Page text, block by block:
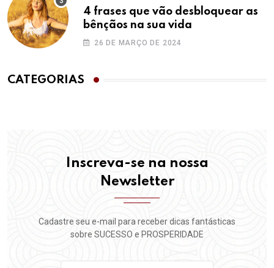
4 frases que vão desbloquear as
bênçãos na sua vida
26 DE MARÇO DE 2024
CATEGORIAS
Inscreva-se na nossa
Newsletter
Cadastre seu e-mail para receber dicas fantásticas
sobre SUCESSO e PROSPERIDADE